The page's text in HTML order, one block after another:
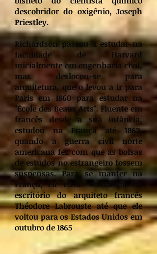
descobridor do oxigênio, Joseph
Priestley.
Richardson passou a estudar na
faculdade de Harvard
inicialmente em engenharia civil,
mas deslocou-se para
arquitetura, que o levou a ir para
Paris em 1860 para estudar na
"École des Beaux Arts". Fluente em
francês desde a sua infância,
estudou na França até 1862,
quando a guerra civil norte
americana fez com que as bolsas
de estudos no estrangeiro fossem
suspensas. Para se manter na
França, ele então trabalhou no
escritório do arquiteto francês
Théodore Labrouste até que ele
voltou para os Estados Unidos em
outubro de 1865